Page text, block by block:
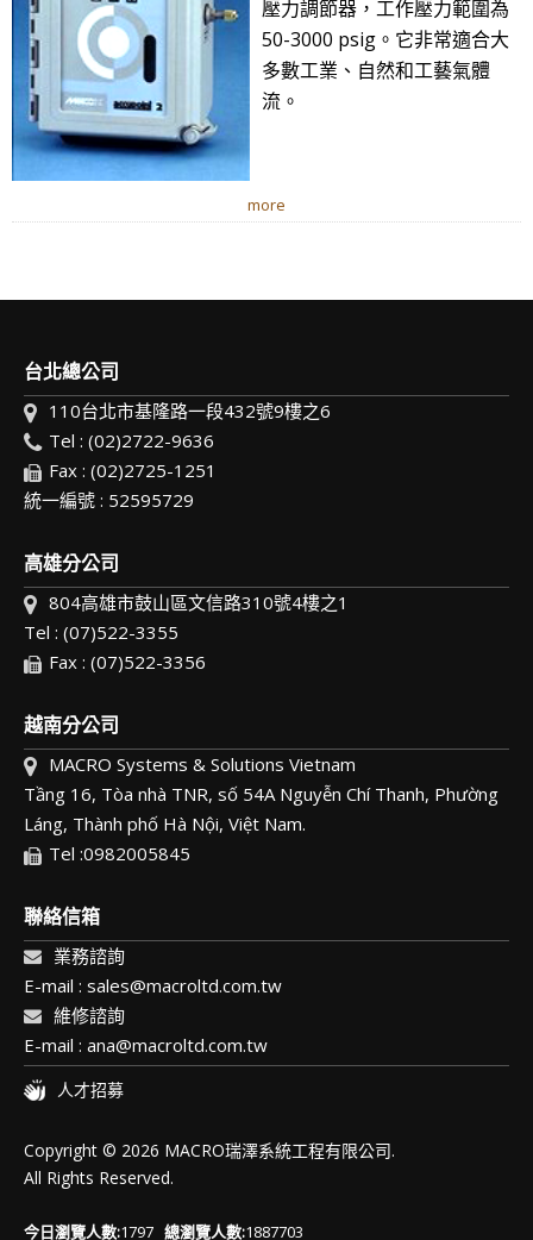
壓力調節器，工作壓力範圍為
50-3000 psig。它非常適合大
多數工業、自然和工藝氣體
流。
more
台北總公司
110台北市基隆路一段432號9樓之6
Tel : (02)2722-9636
Fax : (02)2725-1251
統一編號 : 52595729
高雄分公司
804高雄市鼓山區文信路310號4樓之1
Tel : (07)522-3355
Fax : (07)522-3356
越南分公司
MACRO Systems & Solutions Vietnam
Tầng 16, Tòa nhà TNR, số 54A Nguyễn Chí Thanh, Phường
Láng, Thành phố Hà Nội, Việt Nam.
Tel :0982005845
聯絡信箱
業務諮詢
E-mail : sales@macroltd.com.tw
維修諮詢
E-mail : ana@macroltd.com.tw
人才招募
Copyright © 2026 MACRO瑞澤系統工程有限公司.
All Rights Reserved.
今日瀏覽人數:1797 總瀏覽人數:1887703